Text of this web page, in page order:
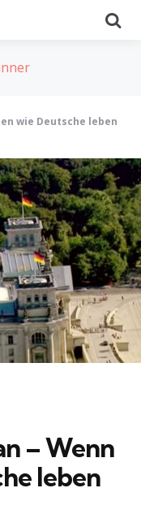
wie Deutsche leben
– Wenn
leben